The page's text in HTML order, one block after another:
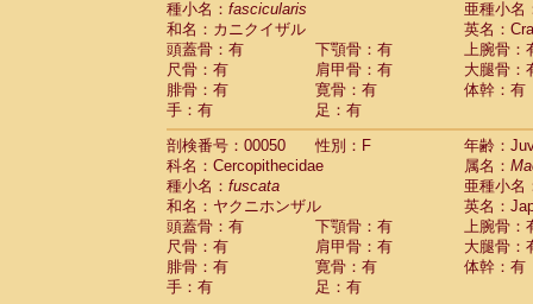
種小名： fascicularis
亜種小名
和名：カニクイザル
英名：
頭蓋骨：有
下顎骨：有
上腕骨：
尺骨：有
肩甲骨：有
大腿骨：
腓骨：有
寛骨：有
体幹：有
手：有
足：有
剖検番号：00050
性別：F
年齢：
科名：Cercopithecidae
属名：
種小名： fuscata
亜種小名
和名：ヤクニホンザル
英名：
頭蓋骨：有
下顎骨：有
上腕骨：
尺骨：有
肩甲骨：有
大腿骨：
腓骨：有
寛骨：有
体幹：有
手：有
足：有